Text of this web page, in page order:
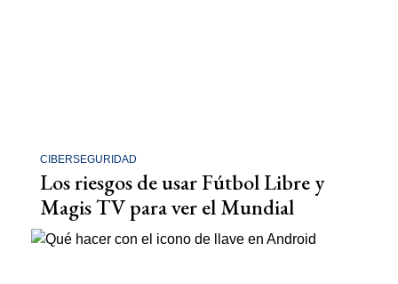
CIBERSEGURIDAD
Los riesgos de usar Fútbol Libre y
Magis TV para ver el Mundial